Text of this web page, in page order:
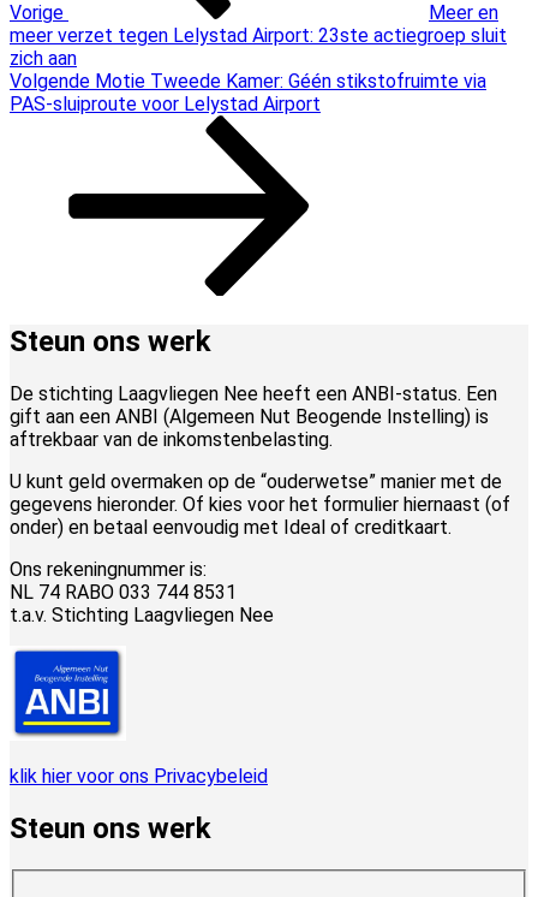
Vorige
Meer en
meer verzet tegen Lelystad Airport: 23ste actiegroep sluit
zich aan
Volgend
bericht
Volgende Motie Tweede Kamer: Géén stikstofruimte via
PAS-sluiproute voor Lelystad Airport
Steun ons werk
De stichting Laagvliegen Nee heeft een ANBI-status. Een
gift aan een ANBI (Algemeen Nut Beogende Instelling) is
aftrekbaar van de inkomstenbelasting.
U kunt geld overmaken op de “ouderwetse” manier met de
gegevens hieronder. Of kies voor het formulier hiernaast (of
onder) en betaal eenvoudig met Ideal of creditkaart.
Ons rekeningnummer is:
NL 74 RABO 033 744 8531
t.a.v. Stichting Laagvliegen Nee
klik hier voor ons Privacybeleid
Steun ons werk